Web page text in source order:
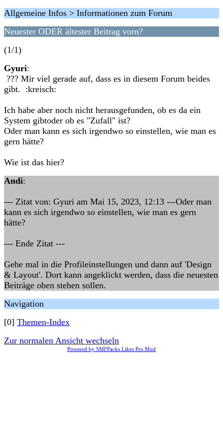
Allgemeine Infos > Informationen zum Forum
Neuester ODER ältester Beitrag vorn?
(1/1)
Gyuri:
??? Mir viel gerade auf, dass es in diesem Forum beides
gibt. :kreisch:
Ich habe aber noch nicht herausgefunden, ob es da ein
System gibtoder ob es "Zufall" ist?
Oder man kann es sich irgendwo so einstellen, wie man es
gern hätte?
Wie ist das hier?
Andi:
--- Zitat von: Gyuri am Mai 15, 2023, 12:13 ---Oder man
kann es sich irgendwo so einstellen, wie man es gern
hätte?
--- Ende Zitat ---
Gehe mal in die Profileinstellungen und dann auf 'Design
& Layout'. Dort kann angeklickt werden, dass die neuesten
Beiträge oben stehen sollen.
Navigation
[0] Themen-Index
Zur normalen Ansicht wechseln
Powered by SMFPacks Likes Pro Mod